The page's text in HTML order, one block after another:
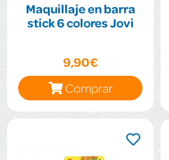
Maquillaje en barra
stick 6 colores Jovi
9,90€
Comprar